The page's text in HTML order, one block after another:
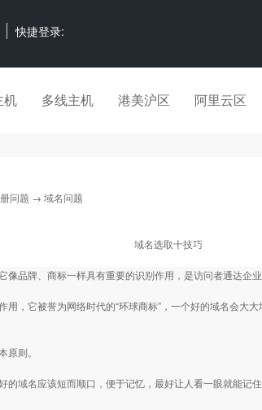
快捷登录:
机 多线主机 港美沪区 阿里云区
问题 → 域名问题
域名选取十技巧
像品牌、商标一样具有重要的识别作用，是访问者通达企
用，它被誉为网络时代的“环球商标”，一个好的域名会大
则。
的域名应该短而顺口，便于记忆，最好让人看一眼就能记